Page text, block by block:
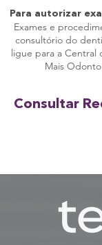
Para autorizar
Exames e
consultório do
ligue para a
Mais
Consultar